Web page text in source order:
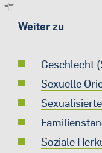
Weiter zu
Geschlecht
Sexuelle
Soziale